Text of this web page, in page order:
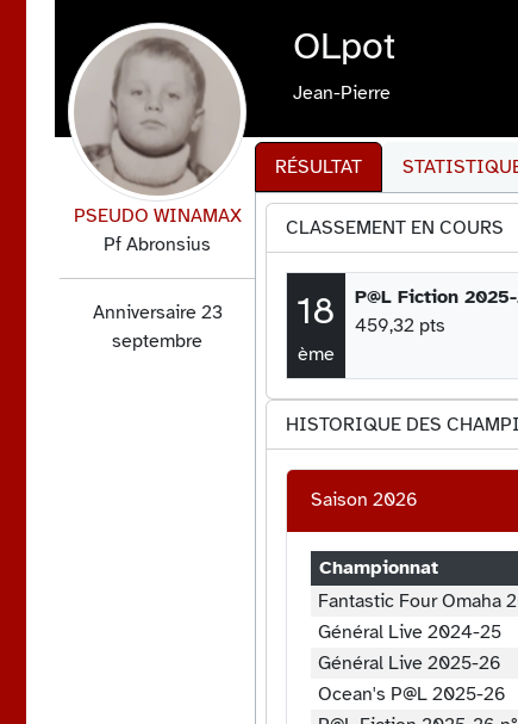
OLpot
Jean-Pierre
PSEUDO WINAMAX
Pf Abronsius
Anniversaire 23
septembre
RÉSULTAT
CLASSEMENT EN COURS
18
ème
P@L Fiction
459,32 pts
HISTORIQUE DES
Saison 2026
Championnat
Fantastic Four Omaha
Général Live 2024-25
Général Live 2025-26
Ocean's P@L 2025-26